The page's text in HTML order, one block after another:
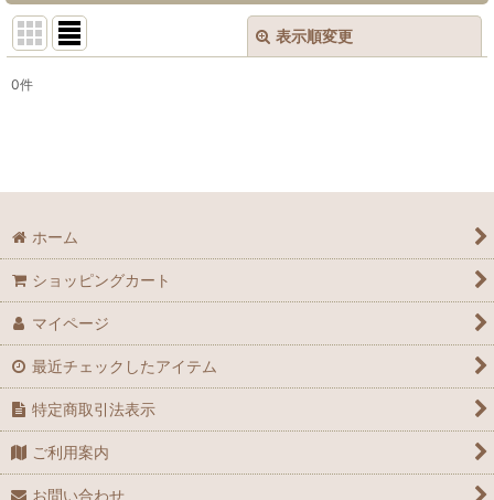
表示順変更
0件
ホーム
ショッピングカート
マイページ
最近チェックしたアイテム
特定商取引法表示
ご利用案内
お問い合わせ